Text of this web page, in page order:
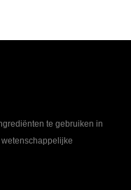
te gebruiken in
wetenschappelijke